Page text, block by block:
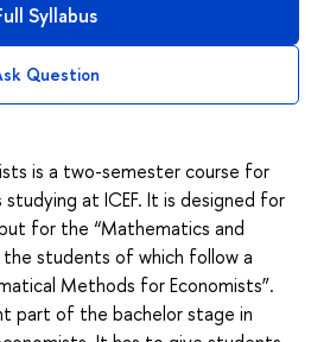
Syllabus
Question
is a two-semester course for
at ICEF. It is designed for
for the “Mathematics and
the students of which follow a
Methods for Economists”.
part of the bachelor stage in